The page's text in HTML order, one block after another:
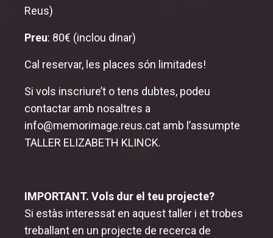
Reus)
Preu: 80€ (inclou dinar)
Cal reservar, les places són limitades!
Si vols inscriure’t o tens dubtes, podeu
contactar amb nosaltres a
info@memorimage.reus.cat amb l’assumpte
TALLER ELIZABETH KLINCK.
IMPORTANT. Vols dur el teu projecte?
Si estàs interessat en aquest taller i et trobes
treballant en un projecte de recerca de